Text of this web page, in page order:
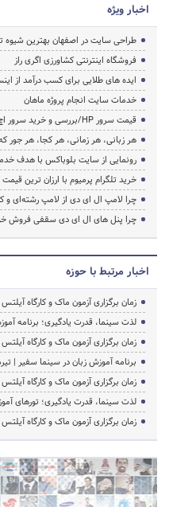
اخبار ویژه
طراحی سایت در اصفهان بهترین شیوه
فروشگاه اینترنتی کشاورزی اگری راز
ایده های طلایی برای کسب درآمد از
خدمات سایت انجام پروژه ماهان
قیمت سرور HP/بررسی و خرید سرور اچ پی
هر زبانی، هر زمانی، هر کجا، هر جور
رونمایی از سایت بلوباکس با هدف
خرید تلگرام پرمیوم با ارزان ترین قیمت
چرا لامپ ال ای دی از لامپ رشته‌ای
چرا پنل های ال ای دی سقفی فروش
اخبار مرتبط با حوزه
زمان برگزاری آزمون ماک و کارگاه آیلتس
لذت سینما، قدرت یادگیری؛ برنامه
زمان برگزاری آزمون ماک و کارگاه آیلتس
برنامه آموزش زبان در سینما سفیر | تیرماه
زمان برگزاری آزمون ماک و کارگاه آیلتس
لذت سینما، قدرت یادگیری؛ تورهای
زمان برگزاری آزمون ماک و کارگاه آیلتس